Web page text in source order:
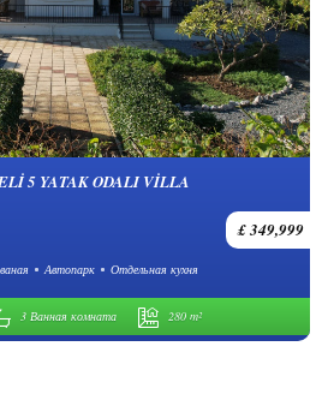
5 YATAK ODALI VILLA
£ 349,999
Автопарк Отдельная кухня
3 Ванная комната 280 m²